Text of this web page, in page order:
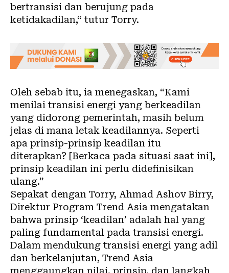
bertransisi dan berujung pada
ketidakadilan,“ tutur Torry.
Oleh sebab itu, ia menegaskan, “Kami
menilai transisi energi yang berkeadilan
yang didorong pemerintah, masih belum
jelas di mana letak keadilannya. Seperti
apa prinsip-prinsip keadilan itu
diterapkan? [Berkaca pada situasi saat ini],
prinsip keadilan ini perlu didefinisikan
ulang.”
Sepakat dengan Torry, Ahmad Ashov Birry,
Direktur Program Trend Asia mengatakan
bahwa prinsip ‘keadilan’ adalah hal yang
paling fundamental pada transisi energi.
Dalam mendukung transisi energi yang adil
dan berkelanjutan, Trend Asia
menggaungkan nilai, prinsip, dan langkah